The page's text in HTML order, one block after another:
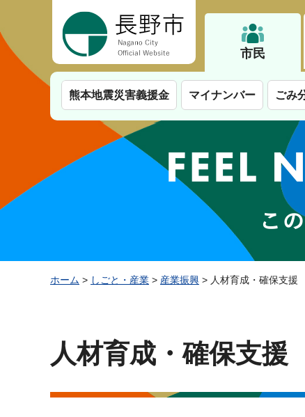
市民
熊本地震災害義援金 マイナンバー ごみ
ホーム > しごと・産業 > 産業振興 > 人材育成・確保支援
人材育成・確保支援